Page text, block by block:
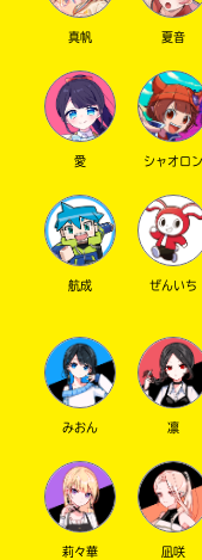
真帆 夏音
愛 シャオロン
航成 ぜんいち
みおん 凛
莉々華 凪咲